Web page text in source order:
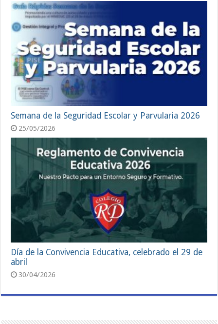
Semana de la Seguridad Escolar y Parvularia 2026
25/05/2026
Día de la Convivencia Educativa, celebrado el 29 de
abril
30/04/2026